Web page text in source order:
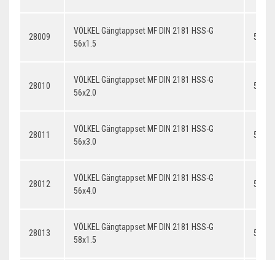
28009
VÖLKEL Gängtappset MF DIN 2181 HSS-G
56x1.5
28010
VÖLKEL Gängtappset MF DIN 2181 HSS-G
56x2.0
28011
VÖLKEL Gängtappset MF DIN 2181 HSS-G
56x3.0
28012
VÖLKEL Gängtappset MF DIN 2181 HSS-G
56x4.0
28013
VÖLKEL Gängtappset MF DIN 2181 HSS-G
58x1.5